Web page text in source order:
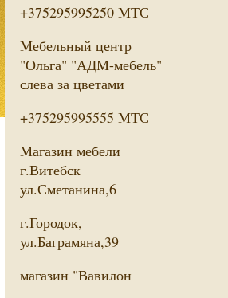
+375295995250 МТС
Мебельный центр
"Ольга" "АДМ-мебель"
слева за цветами
+375295995555 МТС
Магазин мебели
г.Витебск
ул.Сметанина,6
г.Городок,
ул.Баграмяна,39
магазин "Вавилон